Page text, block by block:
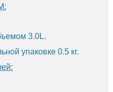
3.0L.
упаковке 0.5 кг.